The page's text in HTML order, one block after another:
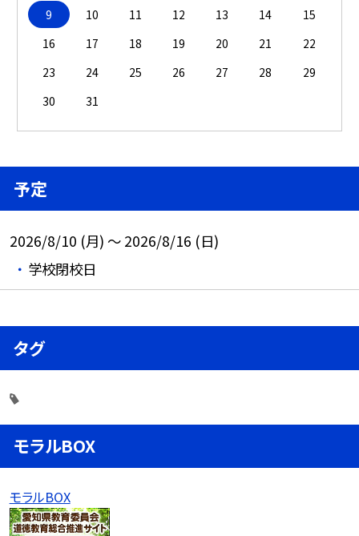
9
10 11 12 13 14
15
16
17 18 19 20 21
22
23
24 25 26 27 28
29
30
31
予定
2026/8/10 (月) ～ 2026/8/16 (日)
学校閉校日
タグ
モラルBOX
モラルBOX